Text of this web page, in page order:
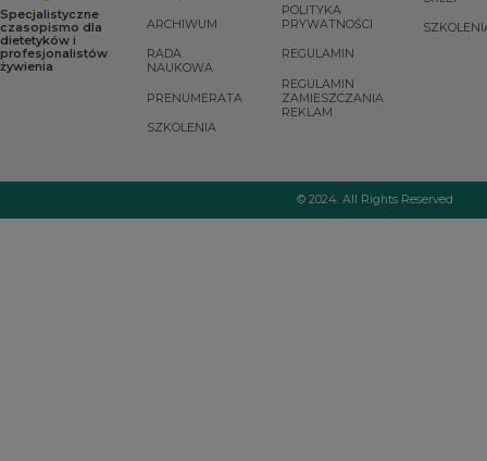
Specjalistyczne
czasopismo dla
dietetyków i
profesjonalistów
żywienia
ARCHIWUM
RADA
NAUKOWA
PRENUMERATA
SZKOLENIA
POLITYKA
PRYWATNOŚCI
REGULAMIN
REGULAMIN
ZAMIESZCZANIA
REKLAM
© 2024. All Rights Reserved